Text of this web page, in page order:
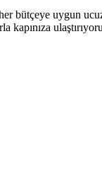
bütçeye uygun
kapınıza